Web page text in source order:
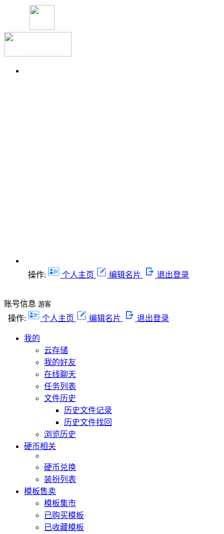
操作: 个人主页 编辑名片 退出登录
账号信息 游客
操作: 个人主页 编辑名片 退出登录
我的
云存储
我的好友
在线聊天
任务列表
文件历史
历史文件记录
历史文件找回
浏览历史
硬币相关
硬币兑换
装扮列表
模板售卖
模板集市
已购买模板
已收藏模板